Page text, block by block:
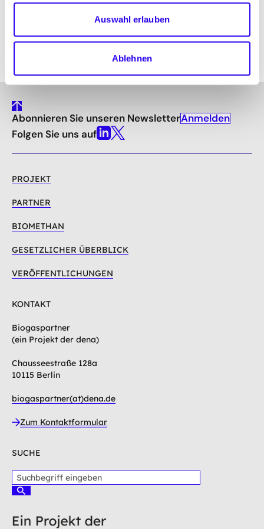
Auswahl erlauben
Ablehnen
www.uniper.energy/de
gehe
nach
oben
Abonnieren Sie unseren NewsletterAnmelden
Folgen Sie uns aufLinkedin
X
PROJEKT
PARTNER
BIOMETHAN
GESETZLICHER ÜBERBLICK
VERÖFFENTLICHUNGEN
KONTAKT
Biogaspartner
(ein Projekt der dena)
Chausseestraße 128a
10115 Berlin
biogaspartner(at)dena.de
Zum Kontaktformular
SUCHE
u
b
S
h